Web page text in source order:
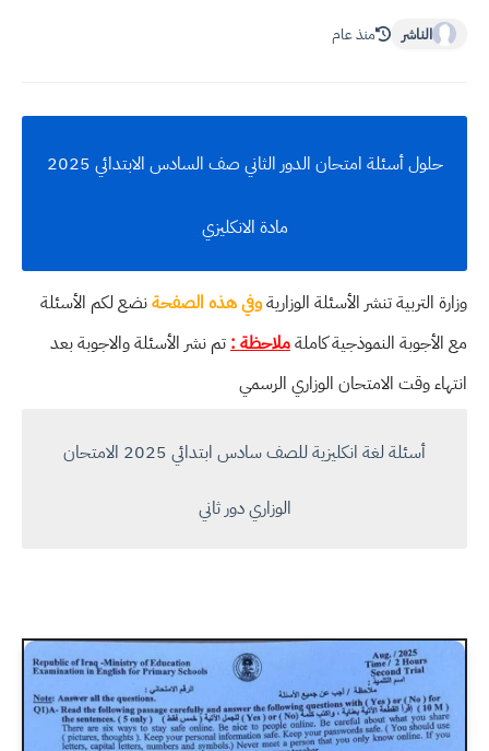
الناشر منذ عام
حلول أسئلة امتحان الدور الثاني صف السادس الابتدائي 2025
مادة الانكليزي
وزارة التربية تنشر الأسئلة الوزاريةوفي هذه الصفحةنضع لكم الأسئلة
مع الأجوبة النموذجية كاملةملاحظة :تم نشر الأسئلة والاجوبة بعد
انتهاء وقت الامتحان الوزاري الرسمي
أسئلة لغة انكليزية للصف سادس ابتدائي 2025 الامتحان
الوزاري دور ثاني